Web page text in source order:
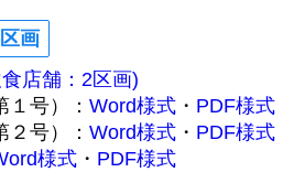
画
店舗：2区画)
号）： Word様式 ・ PDF様式
号）： Word様式 ・ PDF様式
様式 ・ PDF様式